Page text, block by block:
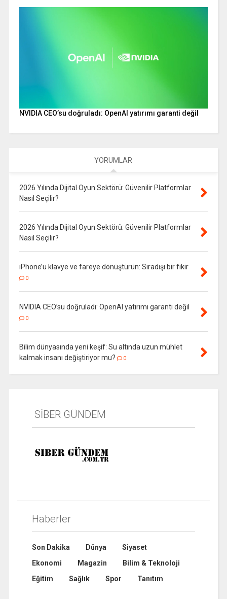
NVIDIA CEO’su doğruladı: OpenAI yatırımı garanti değil
YORUMLAR
2026 Yılında Dijital Oyun Sektörü: Güvenilir Platformlar
Nasıl Seçilir?
2026 Yılında Dijital Oyun Sektörü: Güvenilir Platformlar
Nasıl Seçilir?
iPhone’u klavye ve fareye dönüştürün: Sıradışı bir fikir
0
NVIDIA CEO’su doğruladı: OpenAI yatırımı garanti değil
0
Bilim dünyasında yeni keşif: Su altında uzun mühlet
kalmak insanı değiştiriyor mu?
0
SİBER GÜNDEM
Haberler
Son Dakika Dünya
Siyaset
Ekonomi
Magazin
Bilim & Teknoloji
Eğitim
Sağlık Spor Tanıtım